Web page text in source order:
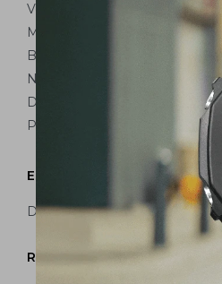
Verde
Marrón
Blanco
Negro
Dorado
Plateado
Estilo
Deportivo (3)
Resistencia al agua